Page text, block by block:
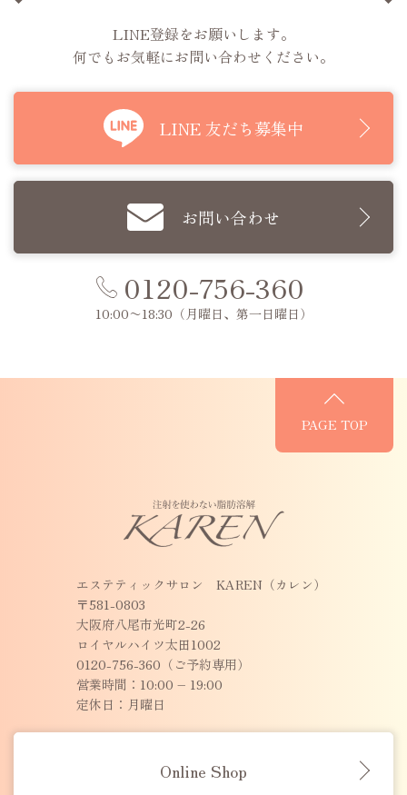
LINE登録をお願いします。
何でもお気軽にお問い合わせください。
LINE 友だち募集中
お問い合わせ
0120-756-360
10:00〜18:30 （月曜日、第一日曜日）
PAGE TOP
エステティックサロン KAREN（カレン）
〒581-0803
大阪府八尾市光町2-26
ロイヤルハイツ太田1002
0120-756-360（ご予約専用）
営業時間：10:00 – 19:00
定休日：月曜日
Online Shop